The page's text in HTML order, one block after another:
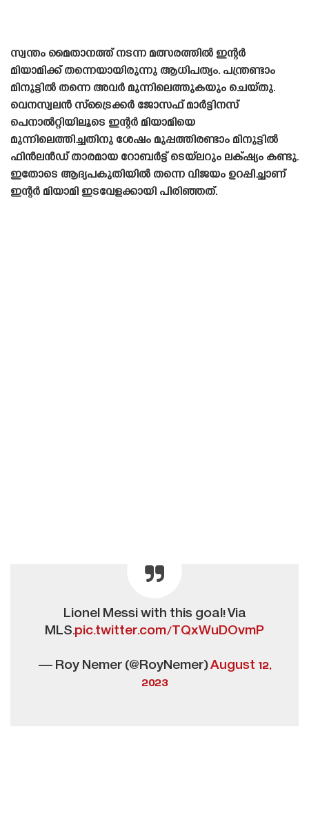
സ്വന്തം മൈതാനത്ത് നടന്ന മത്സരത്തിൽ ഇന്റർ
മിയാമിക്ക് തന്നെയായിരുന്നു ആധിപത്യം. പന്ത്രണ്ടാം
മിനുട്ടിൽ തന്നെ അവർ മുന്നിലെത്തുകയും ചെയ്‌തു.
വെനസ്വലൻ സ്‌ട്രൈക്കർ ജോസഫ് മാർട്ടിനസ്
പെനാൽറ്റിയിലൂടെ ഇന്റർ മിയാമിയെ
മുന്നിലെത്തിച്ചതിനു ശേഷം മുപ്പത്തിരണ്ടാം മിനുട്ടിൽ
ഫിൻലൻഡ്‌ താരമായ റോബർട്ട് ടെയ്‌ലറും ലക്‌ഷ്യം കണ്ടു.
ഇതോടെ ആദ്യപകുതിയിൽ തന്നെ വിജയം ഉറപ്പിച്ചാണ്
ഇന്റർ മിയാമി ഇടവേളക്കായി പിരിഞ്ഞത്.
Lionel Messi with this goal! Via
MLS.pic.twitter.com/TQxWuDOvmP
— Roy Nemer (@RoyNemer)August 12,
2023